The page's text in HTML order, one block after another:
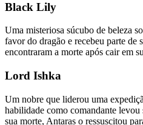
Black Lily
Uma misteriosa súcubo de beleza
favor do dragão e recebeu parte de
encontraram a morte após cair em
Lord Ishka
Um nobre que liderou uma
habilidade como comandante
sua morte, Antaras o ressuscitou